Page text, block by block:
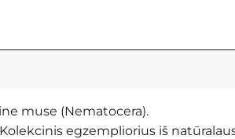
muse (Nematocera).
egzempliorius iš